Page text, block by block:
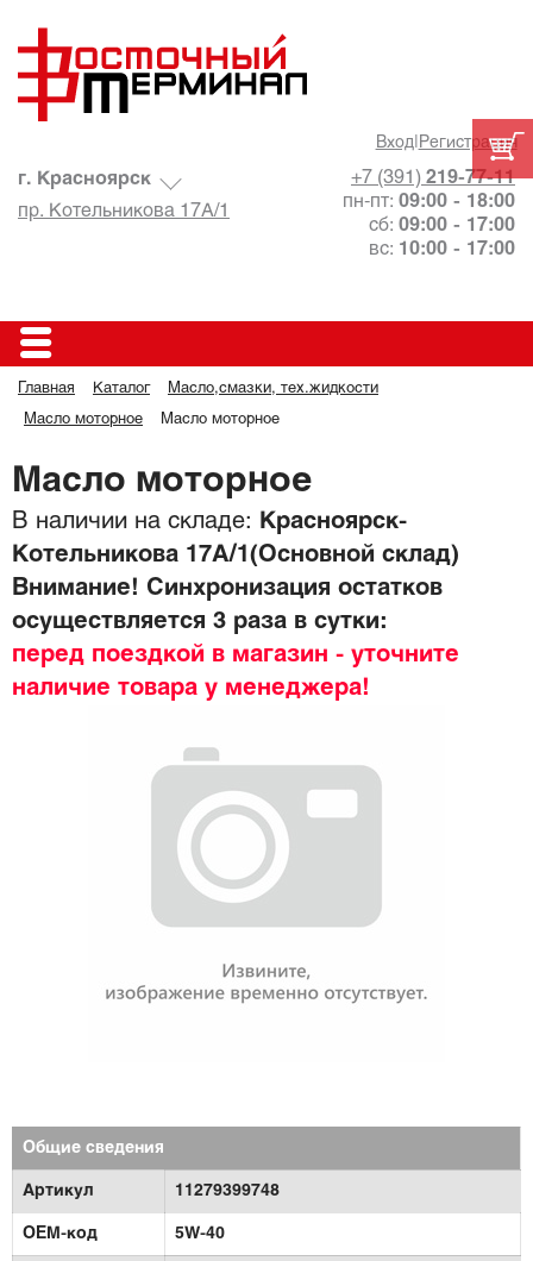
Вход| Регистрация
+7 (391) 219-77-11
пн-пт: 09:00 - 18:00
сб: 09:00 - 17:00
вс: 10:00 - 17:00
г. Красноярск
пр. Котельникова 17А/1
Главная Каталог Масло,смазки, тех.жидкости
Масло моторное Масло моторное
Масло моторное
В наличии на складе:
Красноярск-
Котельникова 17А/1(Основной склад)
Внимание! Синхронизация остатков
осуществляется 3 раза в сутки:
перед поездкой в магазин - уточните
наличие товара у менеджера!
Общие сведения
Артикул 11279399748
OEM-код 5W-40